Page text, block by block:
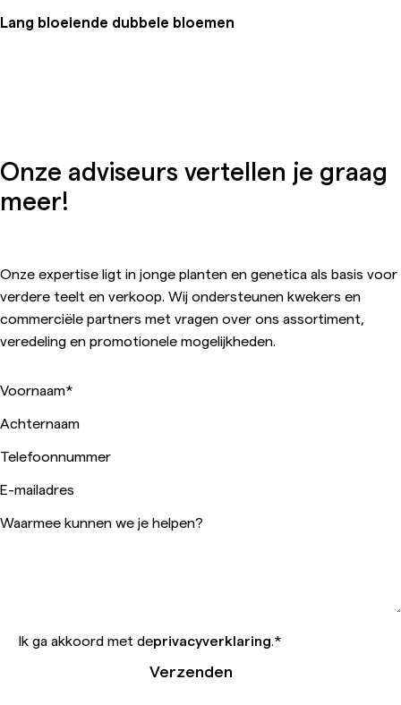
Lang bloeiende dubbele bloemen
Onze adviseurs vertellen je graag
meer!
Onze expertise ligt in jonge planten en genetica als basis voor
verdere teelt en verkoop. Wij ondersteunen kwekers en
commerciële partners met vragen over ons assortiment,
veredeling en promotionele mogelijkheden.
Voornaam*
Achternaam
Telefoonnummer
E-mailadres
Waarmee kunnen we je helpen?
Ik ga akkoord met deprivacyverklaring.*
Verzenden